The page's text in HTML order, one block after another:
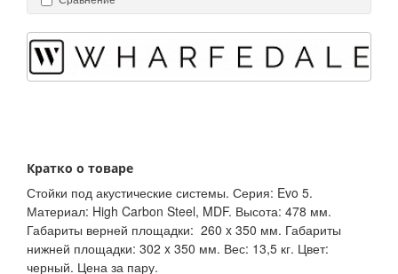
Кратко о товаре
Стойки под акустические системы. Серия: Evo 5.
Материал: High Carbon Steel, MDF. Высота: 478 мм.
Габариты верней площадки: 260 x 350 мм. Габариты
нижней площадки: 302 x 350 мм. Вес: 13,5 кг. Цвет:
черный. Цена за пару.